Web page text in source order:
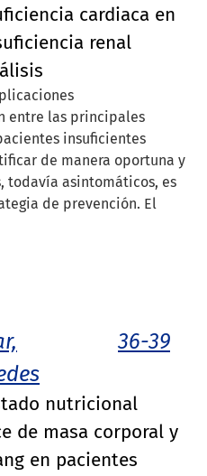
cardiaca en
renal
entre las principales
insuficientes
de manera oportuna y
todavía asintomáticos, es
de prevención. El
36-39
nutricional
de masa corporal y
en pacientes